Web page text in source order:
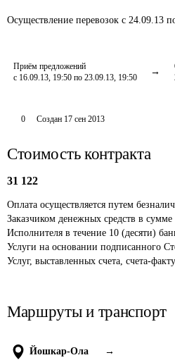
Осуществление перевозок с 24.09.13
Приём предложений
с 16.09.13, 19:50 по 23.09.13, 19:50
0 Создан 17 сен 2013
Стоимость контракта
31 122
Оплата осуществляется путем
Заказчиком денежных средств в
Исполнителя в течение 10 (десяти)
Услуги на основании подписанного
Услуг, выставленных счета, счета-
Маршруты и транспорт
Йошкар-Ола →